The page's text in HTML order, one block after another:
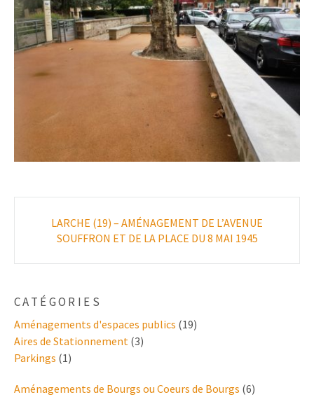
navigation
LARCHE (19) – AMÉNAGEMENT DE L’AVENUE
SOUFFRON ET DE LA PLACE DU 8 MAI 1945
CATÉGORIES
Aménagements d'espaces publics (19)
Aires de Stationnement (3)
Parkings (1)
Aménagements de Bourgs ou Coeurs de Bourgs (6)